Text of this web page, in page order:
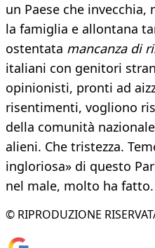
un Paese che
la famiglia e allontana
ostentata mancanza di
italiani con genitori
opinionisti, pronti ad
risentimenti, vogliono
della comunità
alieni. Che tristezza.
ingloriosa» di questo
nel male, molto ha
© RIPRODUZIONE